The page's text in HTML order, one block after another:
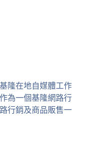
隆在地自媒體工作
為一個基隆網路行
行銷及商品販售一